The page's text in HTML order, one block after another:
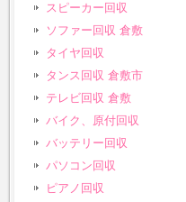
スピーカー回収
ソファー回収 倉敷
タイヤ回収
タンス回収 倉敷市
テレビ回収 倉敷
バイク、原付回収
バッテリー回収
パソコン回収
ピアノ回収